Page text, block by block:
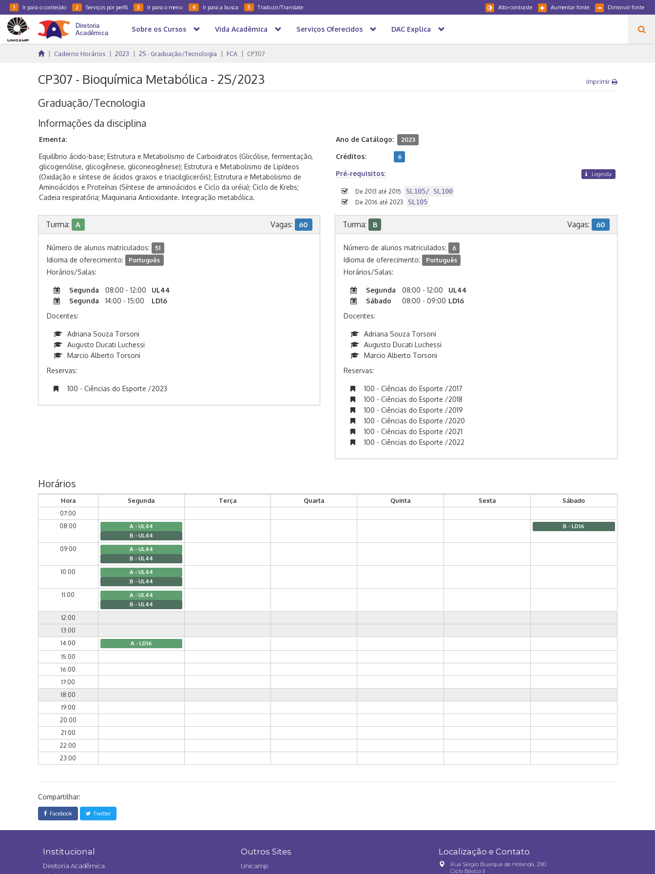
1 Ir para o conteúdo 2 Serviços por perfil 3 Ir para o menu 4 Ir para a busca 5 Traduzir/Translate Diminuir fonte
Aumentar fonte
Alto-contraste
Sobre os Cursos Vida Acadêmica Serviços Oferecidos DAC Explica
Caderno Horários 2023 2S - Graduação/Tecnologia FCA CP307
CP307 - Bioquímica Metabólica - 2S/2023 Imprimir
Graduação/Tecnologia
Informações da disciplina
Ementa:
Equilíbrio ácido-base; Estrutura e Metabolismo de Carboidratos (Glicólise, fermentação,
glicogenólise, glicogênese, gliconeogênese); Estrutura e Metabolismo de Lipídeos
(Oxidação e síntese de ácidos graxos e triacilgliceróis); Estrutura e Metabolismo de
Aminoácidos e Proteínas (Síntese de aminoácidos e Ciclo da uréia); Ciclo de Krebs;
Cadeia respiratória; Maquinaria Antioxidante. Integração metabólica.
Ano de Catálogo: 2023
Créditos: 6
Pré-requisitos: Legenda
De 2013 até 2015: SL105/ SL100
De 2016 até 2023: SL105
Turma: A Vagas: 60
Número de alunos matriculados: 51
Idioma de oferecimento: Português
Horários/Salas:
Segunda 08:00 - 12:00
UL44
Segunda
14:00 - 15:00
LD16
Docentes:
Adriana Souza Torsoni
Augusto Ducati Luchessi
Marcio Alberto Torsoni
Reservas:
100 - Ciências do Esporte /2023
Turma: B Vagas: 60
Número de alunos matriculados: 6
Idioma de oferecimento: Português
Horários/Salas:
Segunda 08:00 - 12:00
UL44
Sábado
08:00 - 09:00 LD16
Docentes:
Adriana Souza Torsoni
Augusto Ducati Luchessi
Marcio Alberto Torsoni
Reservas:
100 - Ciências do Esporte /2017
100 - Ciências do Esporte /2018
100 - Ciências do Esporte /2019
100 - Ciências do Esporte /2020
100 - Ciências do Esporte /2021
100 - Ciências do Esporte /2022
Horários
Hora Segunda Terça Quarta Quinta Sexta
Sábado
07:00
08:00
A - UL44
B - UL44
B - LD16
09:00
A - UL44
B - UL44
10:00
A - UL44
B - UL44
11:00
A - UL44
B - UL44
12:00
13:00
14:00
A - LD16
15:00
16:00
17:00
18:00
19:00
20:00
21:00
22:00
23:00
Compartilhar:
Facebook Twitter
Institucional
Diretoria Acadêmica
Outros Sites
Unicamp
Localização e Contato
Rua Sérgio Buarque de Holanda, 290
Ciclo Básico II